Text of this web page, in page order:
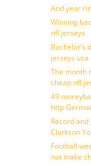
And year
Winning
nfl jerseys
Bachelor’s
jerseys usa
The month
cheap nfl
49
http
Record
Clarkson
Football
not make